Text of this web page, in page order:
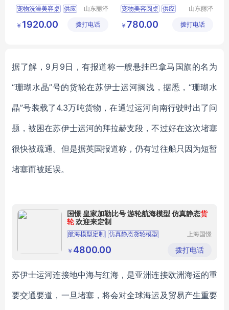
宠物洗澡美容桌 供应
狗狗清洁美容工具
山东丽泽
有限公司
￥ 1920.00 拨打电话
宠物美容圆桌 供应
狗狗清洁美容工具
山东丽泽
有限公司
￥ 780.00 拨打电话
据了解， 9月9日，有报道称一艘悬挂巴拿马国旗的名为
“珊瑚水晶”号的货轮在苏伊士运河搁浅，据悉，“珊瑚水
晶”号装载了4.3万吨货物，在通过运河向南行驶时出了问
题，被困在苏伊士运河的拜拉赫支段，不过好在这次堵塞
很快被疏通。但是据英国报道称，仍有过往船只因为短暂
堵塞而被延误。
国憬 皇家加勒比号 游轮航海模型 仿真静态货
轮欢迎来定制
航海模型定制 仿真静态货轮模型
游轮航海模型
上海国憬
有限公司
￥ 4800.00 拨打电话
苏伊士运河连接地中海与红海，是亚洲连接欧洲海运的重
要交通要道，一旦堵塞，将会对全球海运及贸易产生重要